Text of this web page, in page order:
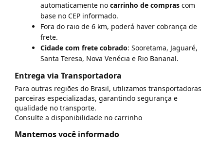
automaticamente no carrinho de comprascom
base no CEP informado.
Fora do raio de 6 km, poderá haver cobrança de
frete.
Cidade com frete cobrado: Sooretama, Jaguaré,
Santa Teresa, Nova Venécia e Rio Bananal.
Entrega via Transportadora
Para outras regiões do Brasil, utilizamos transportadoras
parceiras especializadas, garantindo segurança e
qualidade no transporte.
Consulte a disponibilidade no carrinho
Mantemos você informado